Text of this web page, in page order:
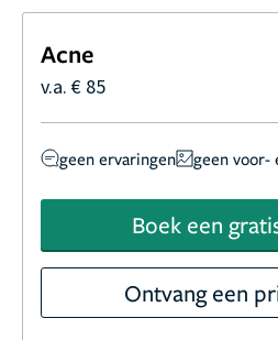
Acne
v.a. € 85
geen ervaringen geen voor-
Boek een
Ontvang een